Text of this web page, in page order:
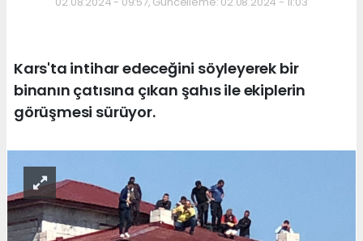
Kars'ta intihar edeceğini söyleyerek bir
binanın çatısına çıkan şahıs ile ekiplerin
görüşmesi sürüyor.